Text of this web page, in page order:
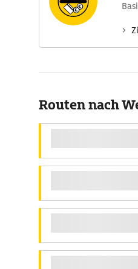
Routen nach